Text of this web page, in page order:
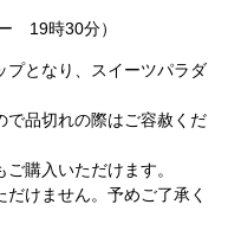
19時30分）
となり、スイーツパラダ
品切れの際はご容赦くだ
購入いただけます。
けません。予めご了承く